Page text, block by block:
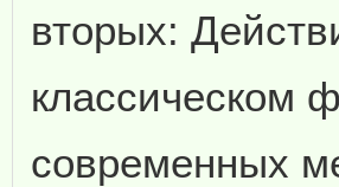
вторых:
классическом
современных